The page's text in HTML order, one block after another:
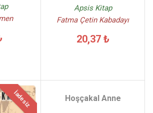
Apsis Kitap
Fatma Çetin Kabadayı
20,37 ₺
İadesiz Hoşçakal Anne